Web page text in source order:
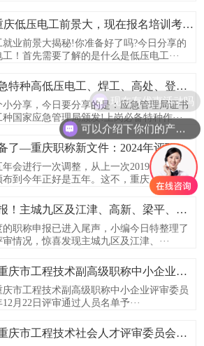
揭秘! 重庆低压电工前景大，现在报名培训考证不再难
就业前景大揭秘!你准备好了吗?今日分享的
！首先需要了解的是什么是低压电工···
重庆应急特种高低压电工、焊工、高处、登高作业报名了
小分享，今日要分享的是：应急管理局证书
国家应急管理局颁发!上岗必备特种作···
抓紧准备了—重庆职称新文件：2024年评职称要越来越早！
会进行一次调整，从上一次2019年职称评
到今年正好是五年。这不，重庆人···
职称捷报！主城九区及江津、高新、梁平、长寿、潼南区等2023年所有渝才合作评职称的企业个人全部通过
的职称申报已进入尾声，小编今日特整理了
情况，惊喜发现主城九区及江津、···
2023年重庆市工程技术副高级职称中小企业评审委员会高级职称评审通过人员公示
庆市工程技术副高级职称中小企业评审委员
12月22日评审通过人员名单予···
2023年重庆市工程技术社会人才评审委员会初、中、高级职称评审通过人员公示
可以介绍下你们的产品么
现在有优惠活动吗